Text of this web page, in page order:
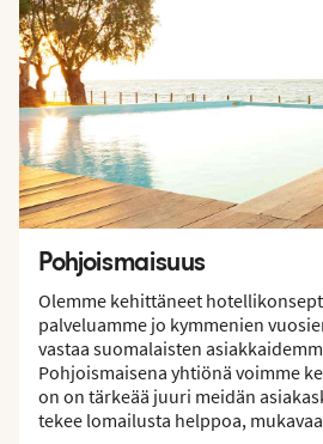
Pohjoismaisuus
Olemme kehittäneet
palveluamme jo kymmenien
vastaa suomalaisten
Pohjoismaisena yhtiönä voimme
on on tärkeää juuri meidän
tekee lomailusta helppoa,